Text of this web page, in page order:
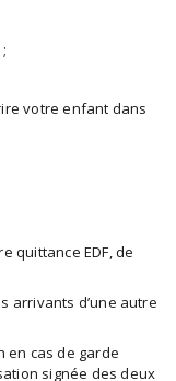
votre enfant dans
quittance EDF, de
arrivants d’une autre
en cas de garde
signée des deux